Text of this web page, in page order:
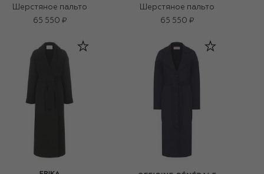
Шерстяное пальто
65 550 ₽
Шерстяное пальто
65 550 ₽